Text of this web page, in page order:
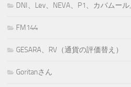
DNI、Lev、NEVA、P1、カバムール,
FM144
GESARA、RV（通貨の評価替え）
Goritanさん